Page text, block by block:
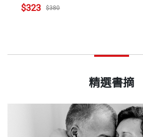
$323 $380
精選書摘